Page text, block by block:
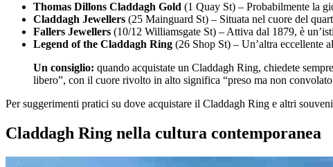
Thomas Dillons Claddagh Gold (1 Quay St) – Probabilmente la
Claddagh Jewellers (25 Mainguard St) – Situata nel cuore del
Fallers Jewellers (10/12 Williamsgate St) – Attiva dal 1879, è
Legend of the Claddagh Ring (26 Shop St) – Un’altra eccellente
Un consiglio: quando acquistate un Claddagh Ring, chiedete
libero”, con il cuore rivolto in alto significa “preso ma non
Per suggerimenti pratici su dove acquistare il Claddagh Ring e altri
Claddagh Ring nella cultura contemporanea